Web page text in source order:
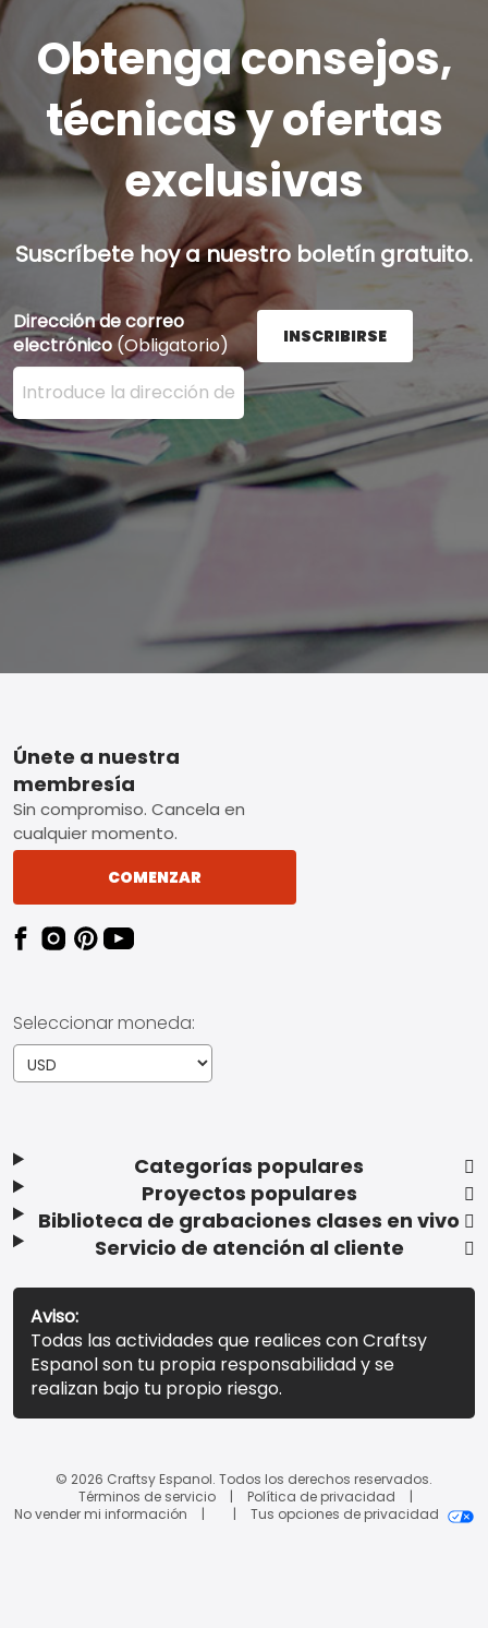
Obtenga consejos,
técnicas y ofertas
exclusivas
Suscríbete hoy a nuestro boletín gratuito.
Dirección de correo
electrónico (Obligatorio)
Ingrese su dirección de correo electrónico aquí y
INSCRIBIRSE
Footer
Categorías populares
Proyectos populares
Biblioteca de grabaciones clases en vivo
Servicio de atención al cliente
Únete a nuestra
membresía
Sin compromiso. Cancela en
cualquier momento.
COMENZAR
Seleccionar moneda:
Aviso:
Todas las actividades que realices con Craftsy
Espanol son tu propia responsabilidad y se
realizan bajo tu propio riesgo.
© 2026 Craftsy Espanol. Todos los derechos reservados.
Términos de servicio
Política de privacidad
No vender mi información
Tus opciones de privacidad